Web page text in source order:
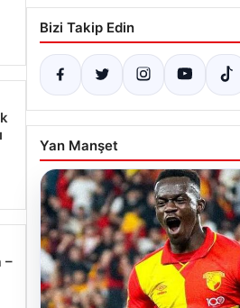
–
Bizi Takip Edin
Yan Manşet